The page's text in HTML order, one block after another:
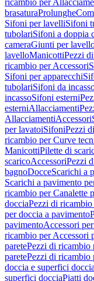
ricambio per
brasaturaProlunghe
Sifoni per lavelliSifoni
tubolariSifoni a doppia
cameraGiunti per
lavelloManicottiPezzi
ricambio per Accessori
Sifoni per apparecchi
tubolariSifoni da
incassoSifoni esterni
esterniAllacciamenti
AllacciamentiAccessori
per lavatoiSifoniPezzi
ricambio per Curve
ManicottiPilette di
scaricoAccessoriPezzi
bagnoDocceScarichi a
Scarichi a pavimento
ricambio per Canalette
docciaPezzi di ricambio
per doccia a pavimento
pavimentoAccessori
ricambio per Accessori
paretePezzi di ricambio
paretePezzi di ricambio
doccia e superfici doccia
superfici docciaPiatti